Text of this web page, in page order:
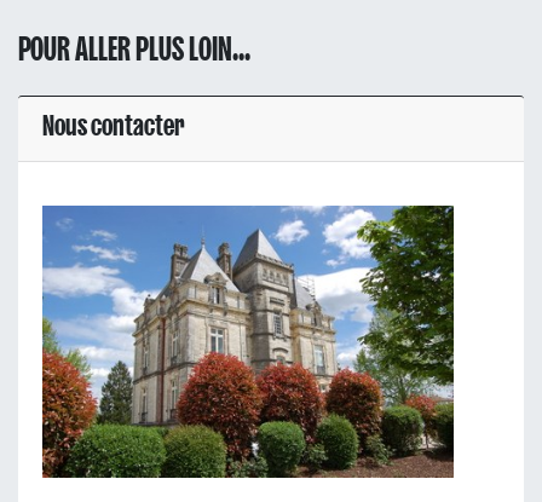
POUR ALLER PLUS LOIN...
Nous contacter